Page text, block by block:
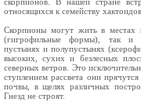
относящихся к семейству
Скорпионы могут жить в местах
(гигрофильные формы), так и
пустынях и полупустынях
высоких, сухих и безлесных
северных ветров. Это
ступлением рассвета они
почвы, в щелях различных
Гнезд не строят.